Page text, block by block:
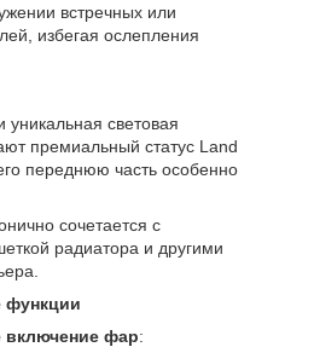
встречных или
избегая ослепления
световая
премиальный статус Land
переднюю часть особенно
сочетается с
радиатора и другими
функции
включение фар: